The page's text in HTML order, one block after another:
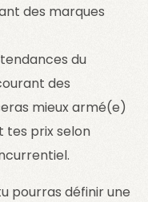
des marques
du
des
mieux armé(e)
tes prix selon
pourras définir une